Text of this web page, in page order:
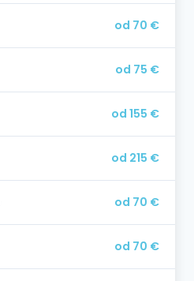
od 70 €
od 75 €
od 155 €
od 215 €
od 70 €
od 70 €